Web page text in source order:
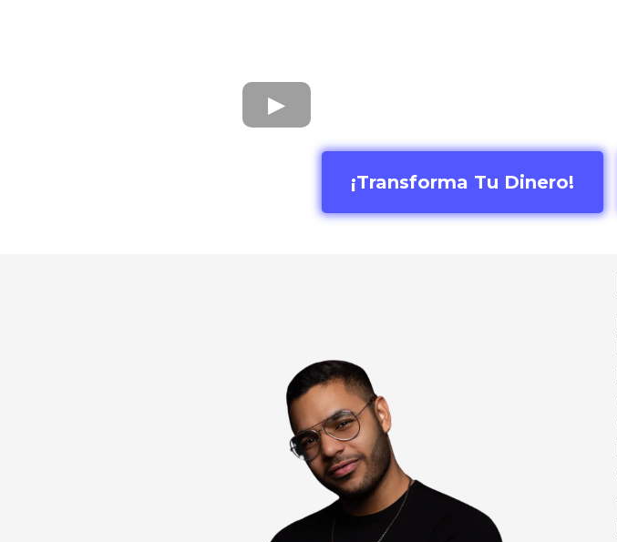
¡Transforma Tu Dinero!